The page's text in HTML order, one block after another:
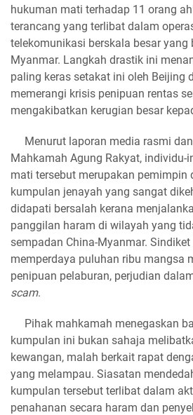
hukuman mati terhadap 11 orang
terancang yang terlibat dalam
telekomunikasi berskala besar yang
Myanmar. Langkah drastik ini
paling keras setakat ini oleh Beijing
memerangi krisis penipuan rentas
mengakibatkan kerugian besar
Menurut laporan media rasmi
Mahkamah Agung Rakyat, individu-
mati tersebut merupakan pemimpin
kumpulan jenayah yang sangat
didapati bersalah kerana
panggilan haram di wilayah yang
sempadan China-Myanmar.
memperdaya puluhan ribu mangsa
penipuan pelaburan, perjudian
scam.
Pihak mahkamah menegaskan
kumpulan ini bukan sahaja
kewangan, malah berkait rapat
yang melampau. Siasatan
kumpulan tersebut terlibat dalam
penahanan secara haram dan